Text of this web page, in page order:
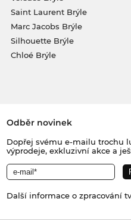
Saint Laurent Brýle
Marc Jacobs Brýle
Silhouette Brýle
Chloé Brýle
Odběr novinek
Dopřej svému e-mailu trochu
výprodeje, exkluzivní akce a
Další informace o zpracování